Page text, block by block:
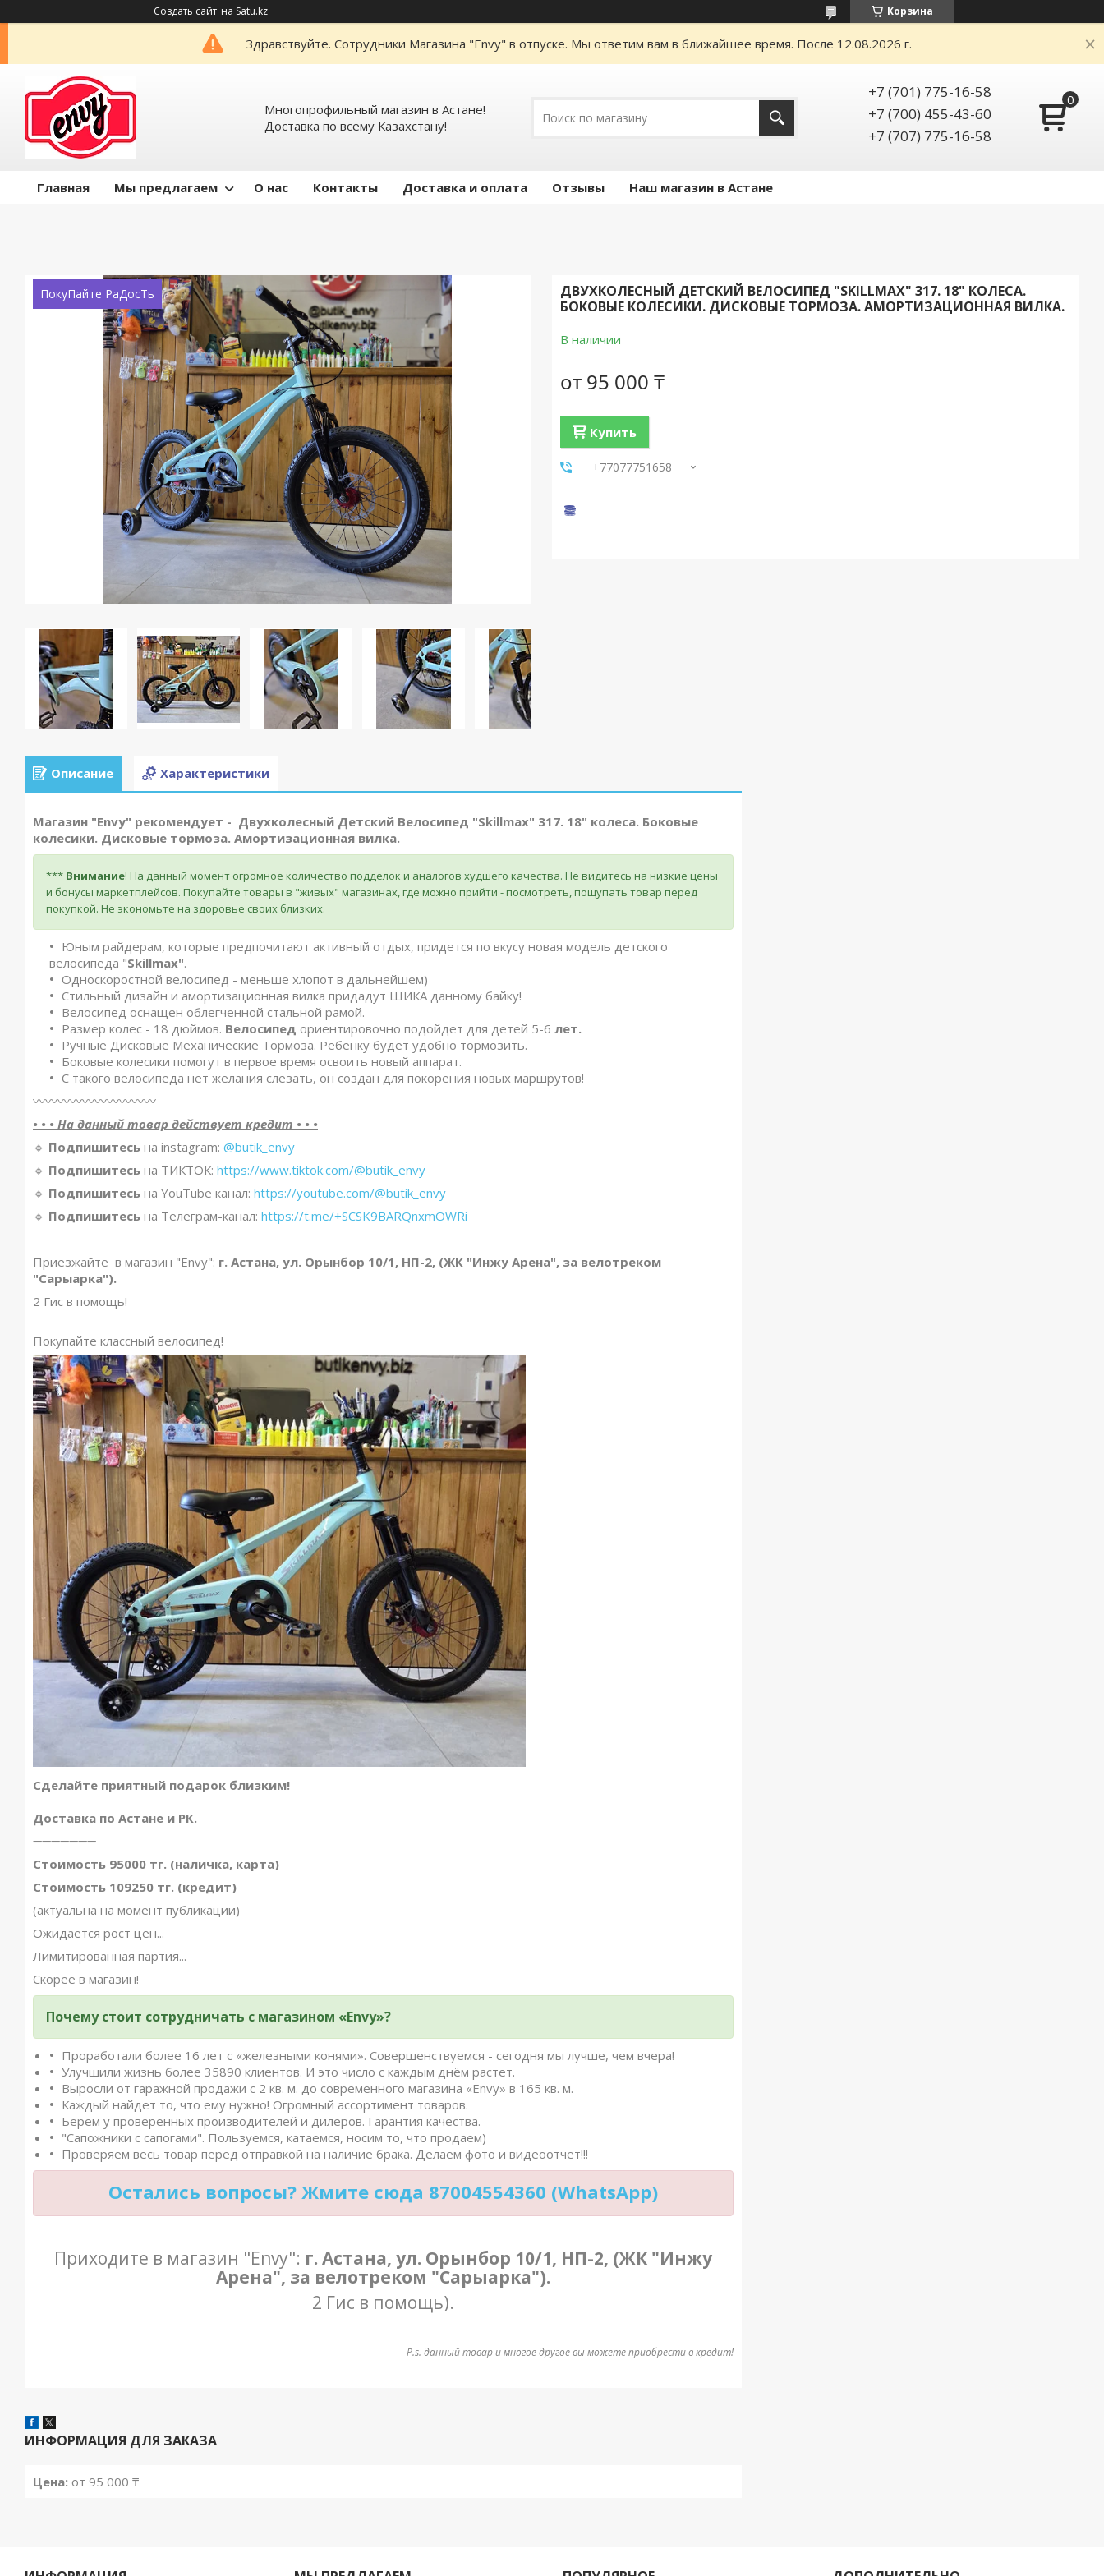
Создать сайт на Satu.kz Корзина
Здравствуйте. Сотрудники Магазина "Envy" в отпуске. Мы ответим вам в ближайшее время. После 12.08.2026 г.
Многопрофильный магазин в Астане!
Доставка по всему Казахстану!
+7 (701) 775-16-58
+7 (700) 455-43-60
+7 (707) 775-16-58
Главная Мы предлагаем О нас Контакты Доставка и оплата Отзывы Наш магазин в Астане
ПокуПайте РаДосТь
ДВУХКОЛЕСНЫЙ ДЕТСКИЙ ВЕЛОСИПЕД "SKILLMAX" 317. 18" КОЛЕСА.
БОКОВЫЕ КОЛЕСИКИ. ДИСКОВЫЕ ТОРМОЗА. АМОРТИЗАЦИОННАЯ ВИЛКА.
В наличии
от 95 000 ₸
Купить
+77077751658
Описание Характеристики
Магазин "Envy" рекомендует - Двухколесный Детский Велосипед "Skillmax" 317. 18" колеса. Боковые
колесики. Дисковые тормоза. Амортизационная вилка.
*** Внимание! На данный момент огромное количество подделок и аналогов худшего качества. Не видитесь на низкие цены
и бонусы маркетплейсов. Покупайте товары в "живых" магазинах, где можно прийти - посмотреть, пощупать товар перед
покупкой. Не экономьте на здоровье своих близких.
Юным райдерам, которые предпочитают активный отдых, придется по вкусу новая модель детского
велосипеда "Skillmax".
Односкоростной велосипед - меньше хлопот в дальнейшем)
Стильный дизайн и амортизационная вилка придадут ШИКА данному байку!
Велосипед оснащен облегченной стальной рамой.
Размер колес - 18 дюймов. Велосипед ориентировочно подойдет для детей 5-6 лет.
Ручные Дисковые Механические Тормоза. Ребенку будет удобно тормозить.
Боковые колесики помогут в первое время освоить новый аппарат.
С такого велосипеда нет желания слезать, он создан для покорения новых маршрутов!
〰️〰️〰️〰️〰️〰️〰️〰️〰️〰️
• • • На данный товар действует кредит • • •
🔹️ Подпишитесь на instagram: @butik_envy
🔹️ Подпишитесь на ТИКТОК: https://www.tiktok.com/@butik_envy
🔹️ Подпишитесь на YouTube канал: https://youtube.com/@butik_envy
🔹️ Подпишитесь на Телеграм-канал: https://t.me/+SCSK9BARQnxmOWRi
Приезжайте в магазин "Envy": г. Астана, ул. Орынбор 10/1, НП-2, (ЖК "Инжу Арена", за велотреком
"Сарыарка").
2 Гис в помощь!
Покупайте классный велосипед!
Сделайте приятный подарок близким!
Доставка по Астане и РК.
➖➖➖➖➖➖➖
Стоимость 95000 тг. (наличка, карта)
Стоимость 109250 тг. (кредит)
(актуальна на момент публикации)
Ожидается рост цен...
Лимитированная партия...
Скорее в магазин!
Почему стоит сотрудничать с магазином «Envy»?
Проработали более 16 лет с «железными конями». Совершенствуемся - сегодня мы лучше, чем вчера!
Улучшили жизнь более 35890 клиентов. И это число с каждым днём растет.
Выросли от гаражной продажи с 2 кв. м. до современного магазина «Envy» в 165 кв. м.
Каждый найдет то, что ему нужно! Огромный ассортимент товаров.
Берем у проверенных производителей и дилеров. Гарантия качества.
"Сапожники с сапогами". Пользуемся, катаемся, носим то, что продаем)
Проверяем весь товар перед отправкой на наличие брака. Делаем фото и видеоотчет!!!
Остались вопросы? Жмите сюда 87004554360 (WhatsApp)
Приходите в магазин "Envy": г. Астана, ул. Орынбор 10/1, НП-2, (ЖК "Инжу
Арена", за велотреком "Сарыарка").
2 Гис в помощь).
P.s. данный товар и многое другое вы можете приобрести в кредит!
ИНФОРМАЦИЯ ДЛЯ ЗАКАЗА
Цена: от 95 000 ₸